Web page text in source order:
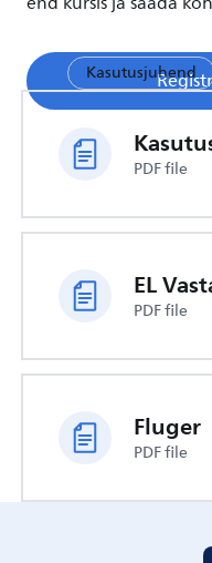
Kasutusjuhend
PDF file
EL
PDF file
Fluger
PDF file